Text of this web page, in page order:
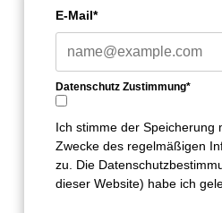
E-Mail*
Datenschutz Zustimmung*
Ich stimme der Speicherung
Zwecke des regelmäßigen
zu. Die
dieser Website) habe ich